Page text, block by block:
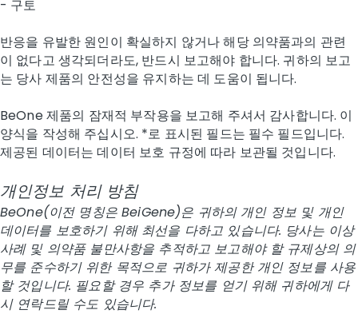
- 구토
반응을 유발한 원인이 확실하지 않거나 해당 의약품과의 관련
이 없다고 생각되더라도, 반드시 보고해야 합니다. 귀하의 보고
는 당사 제품의 안전성을 유지하는 데 도움이 됩니다.
BeOne 제품의 잠재적 부작용을 보고해 주셔서 감사합니다. 이
양식을 작성해 주십시오. *로 표시된 필드는 필수 필드입니다.
제공된 데이터는 데이터 보호 규정에 따라 보관될 것입니다.
개인정보 처리 방침
BeOne(이전 명칭은 BeiGene)은 귀하의 개인 정보 및 개인
데이터를 보호하기 위해 최선을 다하고 있습니다. 당사는 이상
사례 및 의약품 불만사항을 추적하고 보고해야 할 규제상의 의
무를 준수하기 위한 목적으로 귀하가 제공한 개인 정보를 사용
할 것입니다. 필요할 경우 추가 정보를 얻기 위해 귀하에게 다
시 연락드릴 수도 있습니다.